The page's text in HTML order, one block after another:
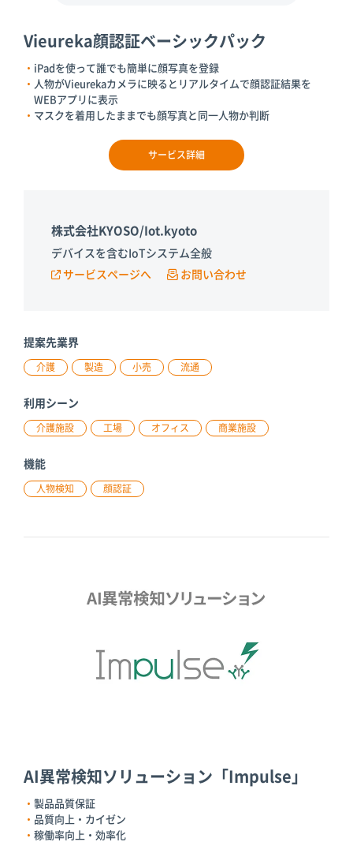
Vieureka顔認証ベーシックパック
iPadを使って誰でも簡単に顔写真を登録
人物がVieurekaカメラに映るとリアルタイムで顔認証結果を
WEBアプリに表示
マスクを着用したままでも顔写真と同一人物か判断
サービス詳細
株式会社KYOSO/Iot.kyoto
デバイスを含むIoTシステム全般
サービスページへ
お問い合わせ
提案先業界
介護 製造 小売 流通
利用シーン
介護施設 工場 オフィス 商業施設
機能
人物検知 顔認証
AI異常検知ソリューション「Impulse」
製品品質保証
品質向上・カイゼン
稼働率向上・効率化